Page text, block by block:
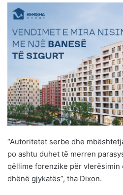
“Autoritetet serbe dhe
po ashtu duhet të merren
qëllime forenzike për vlerësimin
dhënë gjykatës”, tha Dixon.